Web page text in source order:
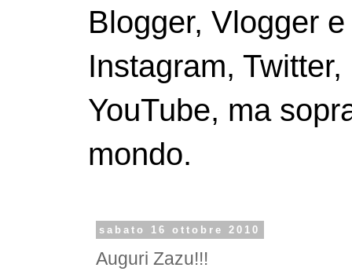
Blogger, Vlogger
Instagram,
YouTube, ma
mondo.
sabato 16 ottobre 2010
Auguri Zazu!!!